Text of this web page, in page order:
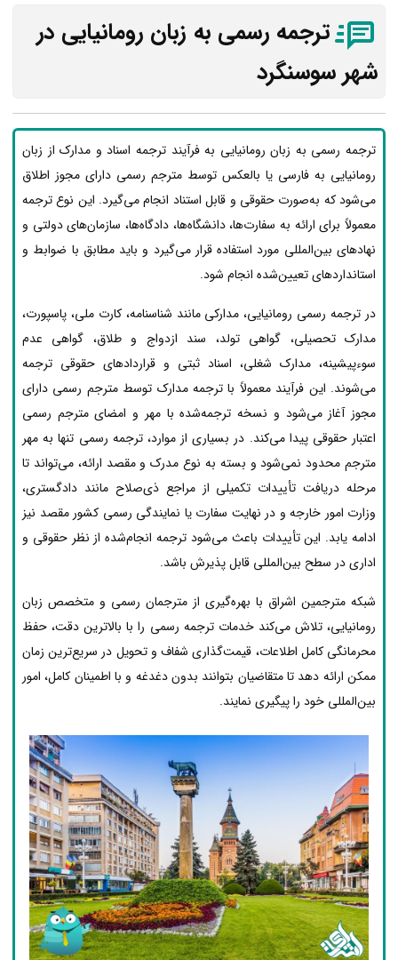
ترجمه رسمی به زبان رومانیایی در
شهر سوسنگرد
ترجمه رسمی به زبان رومانیایی به فرآیند ترجمه اسناد و مدارک از زبان
رومانیایی به فارسی یا بالعکس توسط مترجم رسمی دارای مجوز اطلاق
می‌شود که به‌صورت حقوقی و قابل استناد انجام می‌گیرد. این نوع ترجمه
معمولاً برای ارائه به سفارت‌ها، دانشگاه‌ها، دادگاه‌ها، سازمان‌های دولتی و
نهادهای بین‌المللی مورد استفاده قرار می‌گیرد و باید مطابق با ضوابط و
استانداردهای تعیین‌شده انجام شود.
در ترجمه رسمی رومانیایی، مدارکی مانند شناسنامه، کارت ملی، پاسپورت،
مدارک تحصیلی، گواهی تولد، سند ازدواج و طلاق، گواهی عدم
سوءپیشینه، مدارک شغلی، اسناد ثبتی و قراردادهای حقوقی ترجمه
می‌شوند. این فرآیند معمولاً با ترجمه مدارک توسط مترجم رسمی دارای
مجوز آغاز می‌شود و نسخه ترجمه‌شده با مهر و امضای مترجم رسمی
اعتبار حقوقی پیدا می‌کند. در بسیاری از موارد، ترجمه رسمی تنها به مهر
مترجم محدود نمی‌شود و بسته به نوع مدرک و مقصد ارائه، می‌تواند تا
مرحله دریافت تأییدات تکمیلی از مراجع ذی‌صلاح مانند دادگستری،
وزارت امور خارجه و در نهایت سفارت یا نمایندگی رسمی کشور مقصد نیز
ادامه یابد. این تأییدات باعث می‌شود ترجمه انجام‌شده از نظر حقوقی و
اداری در سطح بین‌المللی قابل پذیرش باشد.
شبکه مترجمین اشراق با بهره‌گیری از مترجمان رسمی و متخصص زبان
رومانیایی، تلاش می‌کند خدمات ترجمه رسمی را با بالاترین دقت، حفظ
محرمانگی کامل اطلاعات، قیمت‌گذاری شفاف و تحویل در سریع‌ترین زمان
ممکن ارائه دهد تا متقاضیان بتوانند بدون دغدغه و با اطمینان کامل، امور
بین‌المللی خود را پیگیری نمایند.